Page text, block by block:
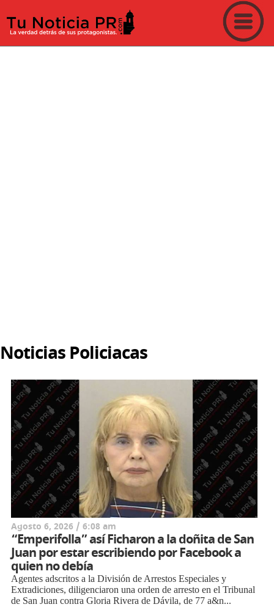
Noticias Policiacas
Agosto 6, 2026 / 6:08 am
“Emperifolla” así Ficharon a la doñita de San
Juan por estar escribiendo por Facebook a
quien no debía
Agentes adscritos a la División de Arrestos Especiales y
Extradiciones, diligenciaron una orden de arresto en el Tribunal
de San Juan contra Gloria Rivera de Dávila, de 77 a&n...